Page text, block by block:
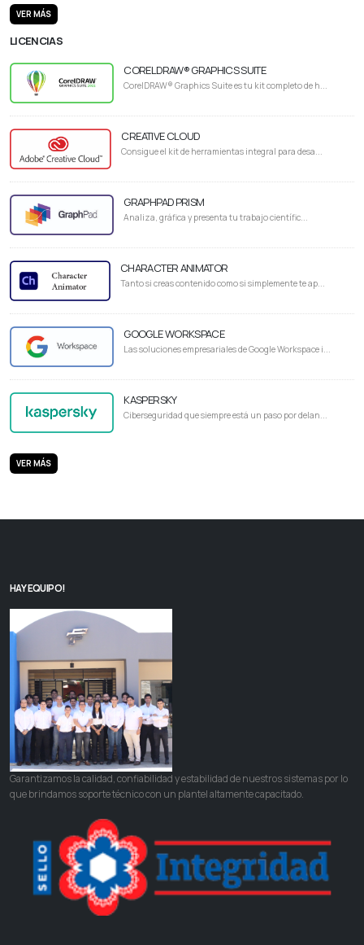
VER MÁS
LICENCIAS
CORELDRAW® GRAPHICS SUITE
CorelDRAW® Graphics Suite es tu kit completo de h...
CREATIVE CLOUD
Consigue el kit de herramientas integral para desa...
GRAPHPAD PRISM
Analiza, gráfica y presenta tu trabajo científic...
CHARACTER ANIMATOR
Tanto si creas contenido como si simplemente te ap...
GOOGLE WORKSPACE
Las soluciones empresariales de Google Workspace i...
KASPERSKY
Ciberseguridad que siempre está un paso por delan...
VER MÁS
HAY EQUIPO!
Garantizamos la calidad, confiabilidad y estabilidad de nuestros sistemas por lo
que brindamos soporte técnico con un plantel altamente capacitado.